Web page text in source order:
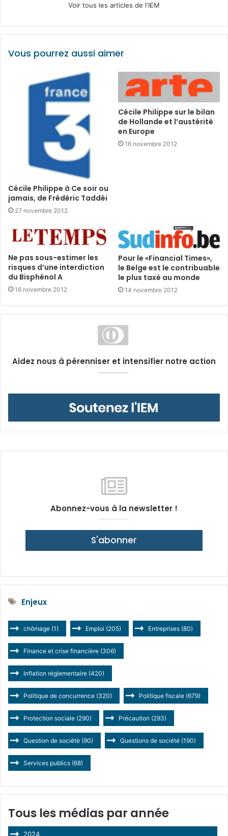
Voir tous les articles de l'IEM
Vous pourrez aussi aimer
Cécile Philippe à Ce soir ou
jamais, de Frédéric Taddéi
27 novembre 2012
Cécile Philippe sur le bilan
de Hollande et l’austérité
en Europe
16 novembre 2012
Ne pas sous-estimer les
risques d’une interdiction
du Bisphénol A
16 novembre 2012
Pour le «Financial Times»,
le Belge est le contribuable
le plus taxé au monde
14 novembre 2012
Aidez nous à pérenniser et intensifier notre action
Abonnez-vous à la newsletter !
S'abonner
Enjeux
chômage (1) Emploi (205) Entreprises (80)
Finance et crise financière (306)
Inflation réglementaire (420)
Politique de concurrence (320) Politique fiscale (679)
Protection sociale (290) Précaution (293)
Question de société (90) Questions de société (190)
Services publics (68)
Tous les médias par année
2024